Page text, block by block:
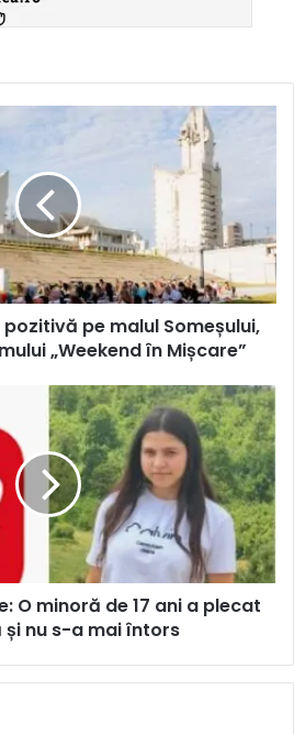
pe malul Someșului,
„Weekend în Mișcare”
O minoră de 17 ani a plecat
și nu s-a mai întors